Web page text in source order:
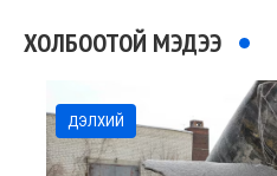
ХОЛБООТОЙ МЭДЭЭ
ДЭЛХИЙ